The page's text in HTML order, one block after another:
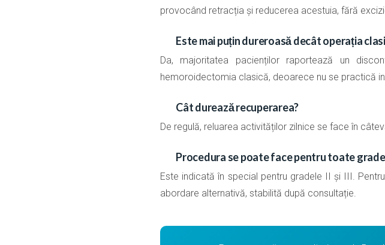
provocând retracția și reducerea acestuia, fără
Este mai puțin dureroasă decât operația
Da, majoritatea pacienților raportează un
hemoroidectomia clasică, deoarece nu se practică
Cât durează recuperarea?
De regulă, reluarea activităților zilnice se face în
Procedura se poate face pentru toate
Este indicată în special pentru gradele II și III.
abordare alternativă, stabilită după consultație.